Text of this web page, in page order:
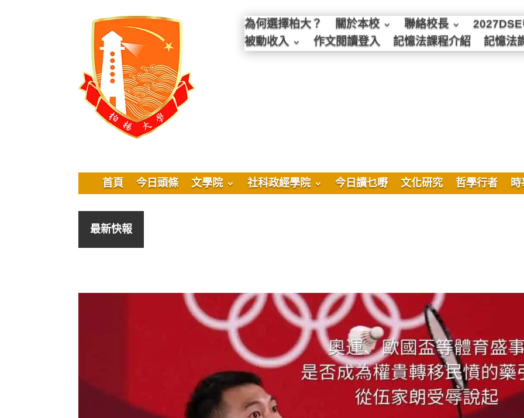
為何選擇柏大？ 關於本校 聯絡校長
被動收入
作文閱讀登入 記憶法課程介紹 記憶法
首頁 今日頭條 文學院 社科政經學院 今日讀乜嘢 文化研究 哲學行者
最新快報